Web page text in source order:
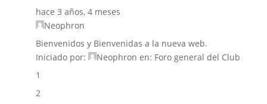
hace 3 años, 4 meses
Neophron
Bienvenidos y Bienvenidas a la nueva web.
Iniciado por:
Neophron en: Foro general del Club
1
2